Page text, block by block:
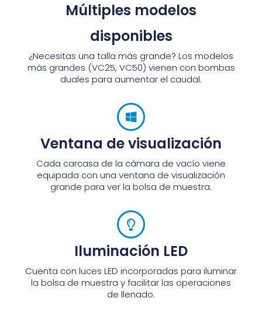
Múltiples modelos
disponibles
¿Necesitas una talla más grande? Los modelos
más grandes (VC25, VC50) vienen con bombas
duales para aumentar el caudal.
Ventana de visualización
Cada carcasa de la cámara de vacío viene
equipada con una ventana de visualización
grande para ver la bolsa de muestra.
Iluminación LED
Cuenta con luces LED incorporadas para iluminar
la bolsa de muestra y facilitar las operaciones
de llenado.